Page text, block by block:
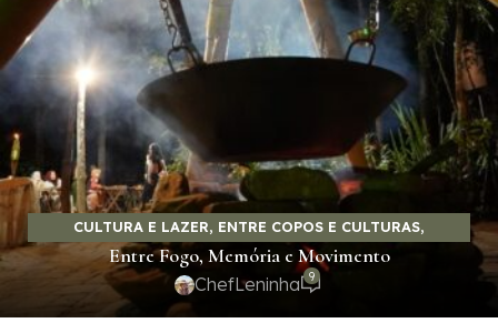
CULTURA E LAZER, ENTRE COPOS E CULTURAS,
GASTRONOMIA E SABORES,LAZER COMO EXPERIÊNCIA
SABERES E SABORES
Entre Fogo, Memória e Movimento
ChefLeninha 9